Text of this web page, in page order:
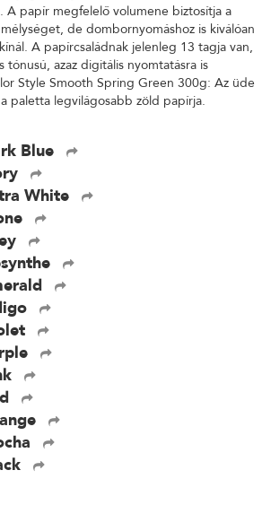
A papír megfelelő volumene biztosítja a
de dombornyomáshoz is kiválóan
A papírcsaládnak jelenleg 13 tagja van,
tónusú, azaz digitális nyomtatásra is
Style Smooth Spring Green 300g: Az üde
paletta legvilágosabb zöld papírja.
Blue
White